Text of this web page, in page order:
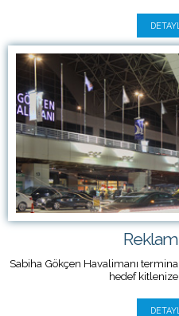
Reklam
Sabiha Gökçen Havalimanı
hedef